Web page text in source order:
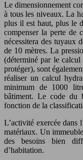
Le dimensionnement
à tous les niveaux. La
plus il est haut, plus le
compenser la perte de
nécessitera des tuyaux
de 10 mètres. La
(déterminé par le calcul
protéger), sont
réaliser un calcul
minimum de 1000
bâtiment. Le code du
fonction de la
L’activité exercée dans
matériaux. Un
des besoins bien
d’habitation.